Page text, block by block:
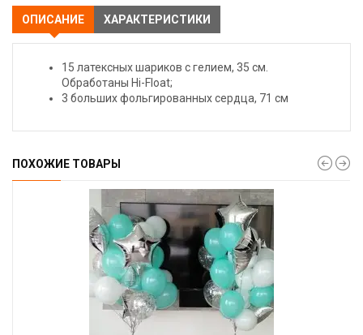
ОПИСАНИЕ ХАРАКТЕРИСТИКИ
15 латексных шариков с гелием, 35 см.
Обработаны Hi-Float;
3 больших фольгированных сердца, 71 см
ПОХОЖИЕ ТОВАРЫ